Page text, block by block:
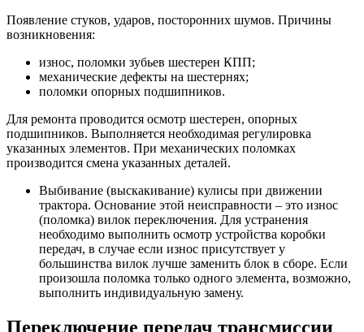
Появление стуков, ударов, посторонних шумов. Причины
возникновения:
износ, поломки зубьев шестерен КПП;
механические дефекты на шестернях;
поломки опорных подшипников.
Для ремонта проводится осмотр шестерен, опорных
подшипников. Выполняется необходимая регулировка
указанных элементов. При механических поломках
производится смена указанных деталей.
Выбивание (выскакивание) кулисы при движении
трактора. Основание этой неисправности – это износ
(поломка) вилок переключения. Для устранения
необходимо выполнить осмотр устройства коробки
передач, в случае если износ присутствует у
большинства вилок лучше заменить блок в сборе. Если
произошла поломка только одного элемента, возможно,
выполнить индивидуальную замену.
Переключение передач трансмиссии